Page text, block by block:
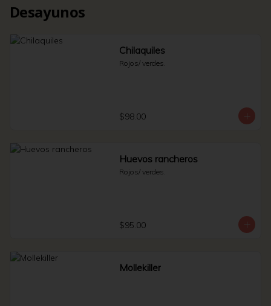
Desayunos
Chilaquiles
Rojos/ verdes.
$98.00
Huevos rancheros
Rojos/ verdes.
$95.00
Mollekiller